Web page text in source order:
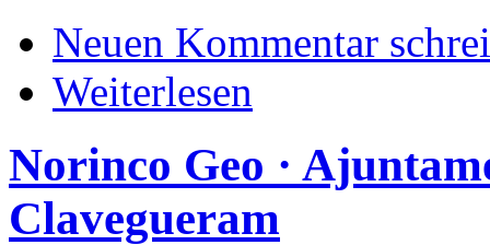
Neuen Kommentar
Weiterlesen
Norinco Geo ·
Clavegueram